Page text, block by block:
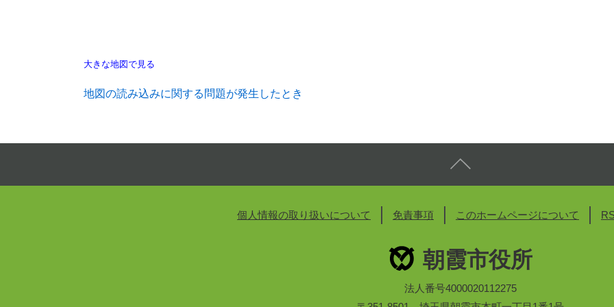
大きな地図で見る
地図の読み込みに関する問題が発生したとき
個人情報の取り扱いについて 免責事項 このホームページについて
朝霞市役所
法人番号4000020112275